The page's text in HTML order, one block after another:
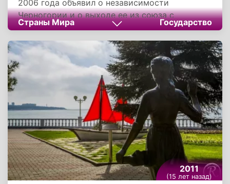
2006 года объявил о независимости
Черногории и о выходе ее из союза с
Сербией. Это объявление основано на
результатах проведенного ранее
референдума, в ходе которого 55,5%
избирателей Черногории высказались за
независимость. Парламент также принял
резолюцию о Конституции нового
государства, в которой Черногория
объявляется независимым, демократическим
и гражданским государством. Целью
Черногории будет стремление вступить в ЕС
и в НАТО.
Страны Мира Государство
2011
(15 лет назад)